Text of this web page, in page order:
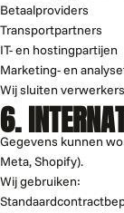
Betaalproviders
Transportpartners
IT- en hostingpartijen
Marketing- en
Wij sluiten
6.
Gegevens kunnen
Meta, Shopify).
Wij gebruiken: